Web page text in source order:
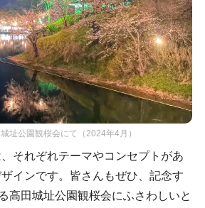
址公園観桜会にて（2024年4月）
それぞれテーマやコンセプトがあ
インです。皆さんもぜひ、記念す
高田城址公園観桜会にふさわしいと